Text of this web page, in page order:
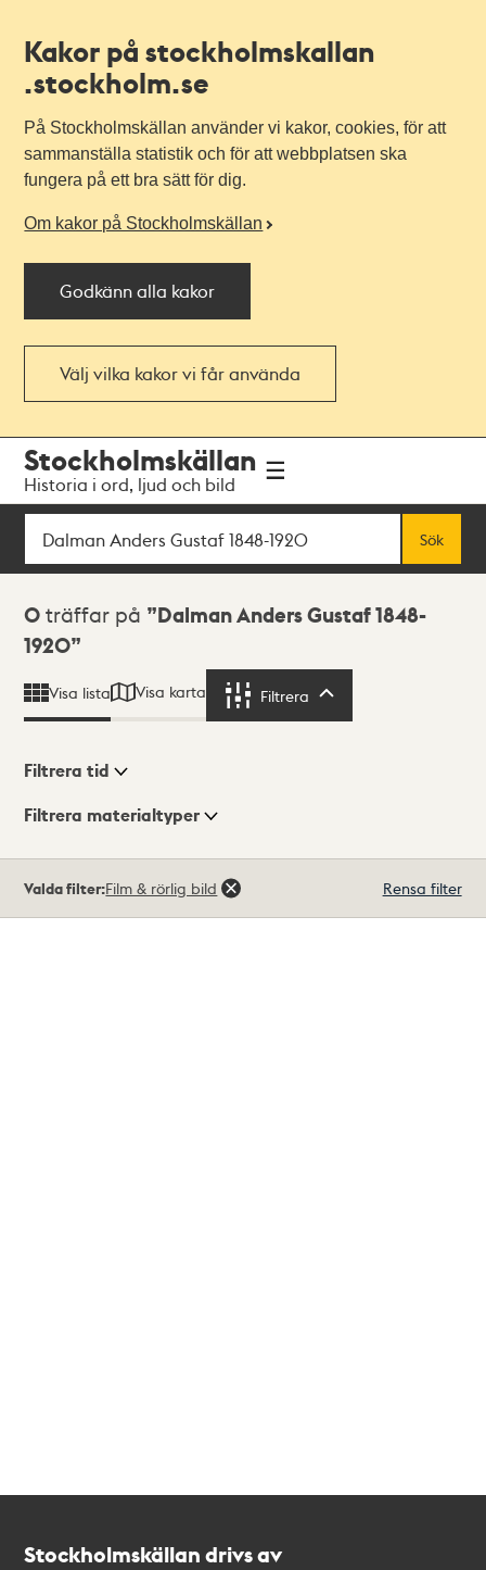
Kakor på stockholmskallan
.stockholm.se
På Stockholmskällan använder vi kakor, cookies, för att
sammanställa statistik och för att webbplatsen ska
fungera på ett bra sätt för dig.
Om kakor på Stockholmskällan
Godkänn alla kakor
Välj vilka kakor vi får använda
navigationen
huvudinnehållet
Stockholmskällan
Historia i ord, ljud och bild
Sök
Sök
Sökresultat
0 träffar på
Dalman Anders Gustaf 1848-
1920
Visa lista Visa karta Filtrera
Visningsläge
Filtrera tid
Filtrera materialtyper
träffar
Valda filter:Film & rörlig bild Rensa filter
Stockholmskällan drivs av